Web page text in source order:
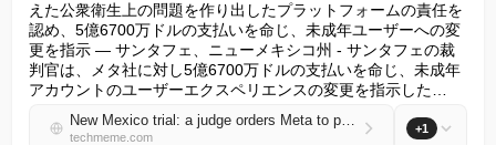
えた公衆衛生上の問題を作り出したプラットフォームの責任を
認め、5億6700万ドルの支払いを命じ、未成年ユーザーへの変
更を指示 — サンタフェ、ニューメキシコ州 - サンタフェの裁
判官は、メタ社に対し5億6700万ドルの支払いを命じ、未成年
アカウントのユーザーエクスペリエンスの変更を指示した…
New Mexico trial: a judge orders Meta to pay $567M and make changes for underage users after finding its platforms helped create a public nuisance harming teens (KOB 4)
techmeme.com
+1